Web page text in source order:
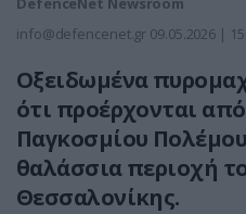
info@defencenet.gr 09.05.2026 |
Οξειδωμένα
ότι προέρχονται
Παγκοσμίου
θαλάσσια περιοχή
Θεσσαλονίκης.